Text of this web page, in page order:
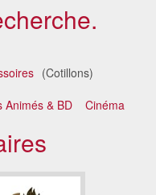
(Cotillons)
Animés & BD Cinéma